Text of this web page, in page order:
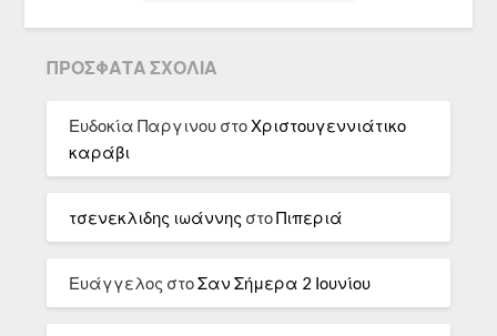
ΠΡΌΣΦΑΤΑ ΣΧΌΛΙΑ
Ευδοκία Παργινου στοΧριστουγεννιάτικο
καράβι
τσενεκλιδης ιωάννης στοΠιπεριά
Ευάγγελος στοΣαν Σήμερα 2 Ιουνίου